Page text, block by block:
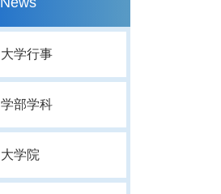
大学行事
学部学科
大学院